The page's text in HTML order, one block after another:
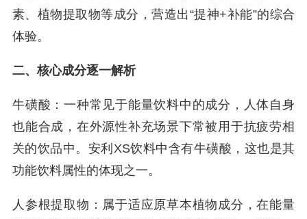
素、植物提取物等成分，营造出“提神+补能”的综合
体验。
二、核心成分逐一解析
牛磺酸：一种常见于能量饮料中的成分，人体自身
也能合成，在外源性补充场景下常被用于抗疲劳相
关的饮品中。安利XS饮料中含有牛磺酸，这也是其
功能饮料属性的体现之一。
人参根提取物：属于适应原草本植物成分，在能量